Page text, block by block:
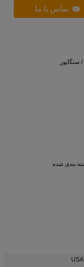
تماس با ما
/ سنگاپور
بندی شده